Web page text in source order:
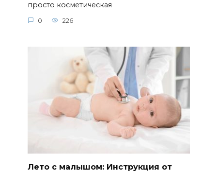
просто косметическая
0 226
Лето с малышом: Инструкция от